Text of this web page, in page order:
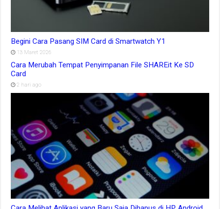
Begini Cara Pasang SIM Card di Smartwatch Y1
13 Maret 2026
Cara Merubah Tempat Penyimpanan File SHAREit Ke SD
Card
2 hari ago